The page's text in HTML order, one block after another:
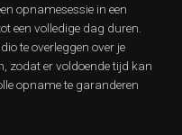
opnamesessie in een
een volledige dag duren.
te overleggen over je
zodat er voldoende tijd kan
opname te garanderen